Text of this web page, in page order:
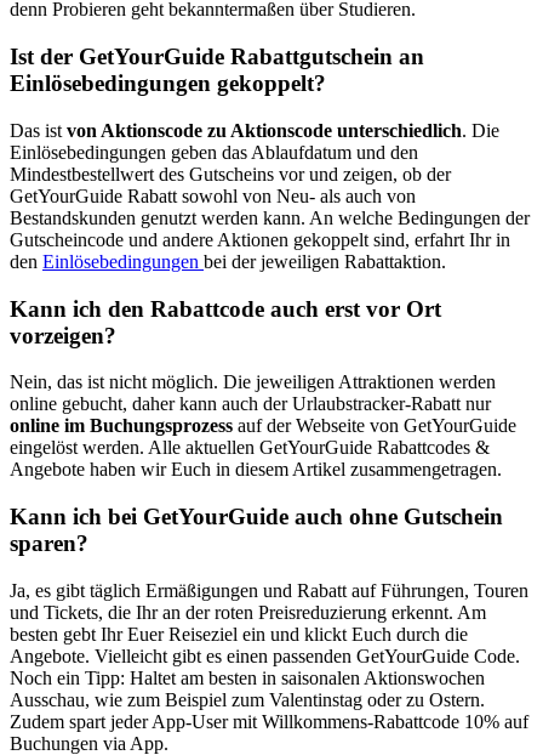
denn Probieren geht bekanntermaßen über Studieren.
Ist der GetYourGuide Rabattgutschein an
Einlösebedingungen gekoppelt?
Das ist von Aktionscode zu Aktionscode unterschiedlich. Die
Einlösebedingungen geben das Ablaufdatum und den
Mindestbestellwert des Gutscheins vor und zeigen, ob der
GetYourGuide Rabatt sowohl von Neu- als auch von
Bestandskunden genutzt werden kann. An welche Bedingungen der
Gutscheincode und andere Aktionen gekoppelt sind, erfahrt Ihr in
den Einlösebedingungen bei der jeweiligen Rabattaktion.
Kann ich den Rabattcode auch erst vor Ort
vorzeigen?
Nein, das ist nicht möglich. Die jeweiligen Attraktionen werden
online gebucht, daher kann auch der Urlaubstracker-Rabatt nur
online im Buchungsprozess auf der Webseite von GetYourGuide
eingelöst werden. Alle aktuellen GetYourGuide Rabattcodes &
Angebote haben wir Euch in diesem Artikel zusammengetragen.
Kann ich bei GetYourGuide auch ohne Gutschein
sparen?
Ja, es gibt täglich Ermäßigungen und Rabatt auf Führungen, Touren
und Tickets, die Ihr an der roten Preisreduzierung erkennt. Am
besten gebt Ihr Euer Reiseziel ein und klickt Euch durch die
Angebote. Vielleicht gibt es einen passenden GetYourGuide Code.
Noch ein Tipp: Haltet am besten in saisonalen Aktionswochen
Ausschau, wie zum Beispiel zum Valentinstag oder zu Ostern.
Zudem spart jeder App-User mit Willkommens-Rabattcode 10% auf
Buchungen via App.